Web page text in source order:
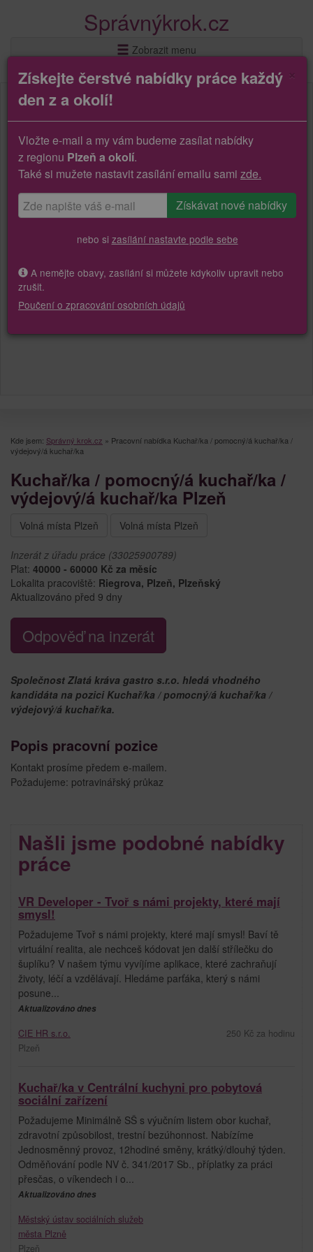
Správnýkrok.cz
Zobrazit menu
Kde jsem: Správný krok.cz » Pracovní nabídka Kuchař/ka / pomocný/á kuchař/ka /
výdejový/á kuchař/ka
Kuchař/ka / pomocný/á kuchař/ka /
výdejový/á kuchař/ka Plzeň
Volná místa Plzeň Volná místa Plzeň
Inzerát z úřadu práce (33025900789)
Plat: 40000 - 60000 Kč za měsíc
Lokalita pracoviště: Riegrova, Plzeň, Plzeňský
Aktualizováno před 9 dny
Odpověď na inzerát
Společnost Zlatá kráva gastro s.r.o. hledá vhodného
kandidáta na pozici Kuchař/ka / pomocný/á kuchař/ka /
výdejový/á kuchař/ka.
Popis pracovní pozice
Kontakt prosíme předem e-mailem.
Požadujeme: potravinářský průkaz
Našli jsme podobné nabídky
práce
VR Developer - Tvoř s námi projekty, které mají
smysl!
Požadujeme Tvoř s námi projekty, které mají smysl! Baví tě
virtuální realita, ale nechceš kódovat jen další střílečku do
šuplíku? V našem týmu vyvíjíme aplikace, které zachraňují
životy, léčí a vzdělávají. Hledáme parťáka, který s námi
posune...
Aktualizováno dnes
CIE HR s.r.o.
Plzeň
250 Kč za hodinu
Kuchař/ka v Centrální kuchyni pro pobytová
sociální zařízení
Požadujeme Minimálně SŠ s výučním listem obor kuchař,
zdravotní způsobilost, trestní bezúhonnost. Nabízíme
Jednosměnný provoz, 12hodiné směny, krátký/dlouhý týden.
Odměňování podle NV č. 341/2017 Sb., příplatky za práci
přesčas, o víkendech i o...
Aktualizováno dnes
Městský ústav sociálních služeb
města Plzně
Plzeň
Získejte čerstvé nabídky práce každý
den z a okolí!
Vložte e-mail a my vám budeme zasílat nabídky
z regionu Plzeň a okolí.
Také si mužete nastavit zasílání emailu sami zde.
nebo si zasílání nastavte podle sebe
A nemějte obavy, zasílání si můžete kdykoliv upravit nebo
zrušit.
Poučení o zpracování osobních údajů